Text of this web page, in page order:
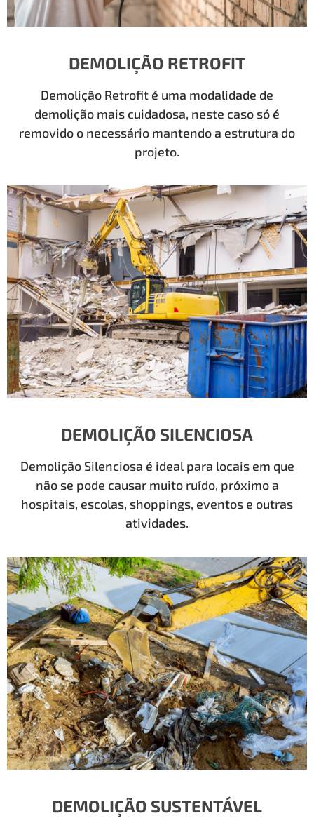
DEMOLIÇÃO RETROFIT
Demolição Retrofit é uma modalidade de
demolição mais cuidadosa, neste caso só é
removido o necessário mantendo a estrutura do
projeto.
DEMOLIÇÃO SILENCIOSA
Demolição Silenciosa é ideal para locais em que
não se pode causar muito ruído, próximo a
hospitais, escolas, shoppings, eventos e outras
atividades.
DEMOLIÇÃO SUSTENTÁVEL